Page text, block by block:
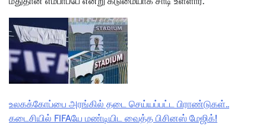
உலகக்கோப்பை அரங்கில் தடை செய்யப்பட்ட பிராண்டுகள்..
கடைசியில் FIFAயே மண்டியிட வைத்த பிசினஸ் மேஜிக்!